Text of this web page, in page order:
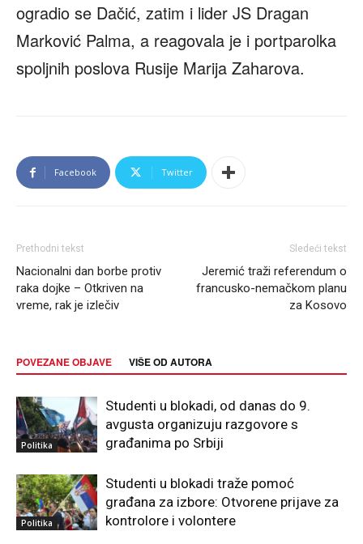
ogradio se Dačić, zatim i lider JS Dragan
Marković Palma, a reagovala je i portparolka
spoljnih poslova Rusije Marija Zaharova.
Facebook Twitter
Prethodni tekst
Nacionalni dan borbe protiv
raka dojke – Otkriven na
vreme, rak je izlečiv
Sledeći tekst
Jeremić traži referendum o
francusko-nemačkom planu
za Kosovo
POVEZANE OBJAVE VIŠE OD AUTORA
Politika
Studenti u blokadi, od danas do 9.
avgusta organizuju razgovore s
građanima po Srbiji
Politika
Studenti u blokadi traže pomoć
građana za izbore: Otvorene prijave za
kontrolore i volontere